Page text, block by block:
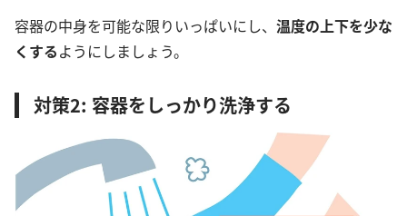
容器の中身を可能な限りいっぱいにし、 温度の上下を少な
くするようにしましょう。
対策2: 容器をしっかり洗浄する